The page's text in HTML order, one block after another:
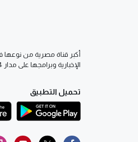
أكبر قناة مصرية من نوعها
الإخبارية وبرامجها على مدار 24 ساعة
تحميل التطبيق